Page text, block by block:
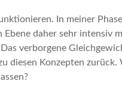
In meiner
daher sehr intensiv
verborgene
diesen Konzepten zurück.